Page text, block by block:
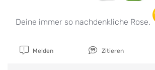
Deine immer so nachdenkliche Rose.
Melden Zitieren